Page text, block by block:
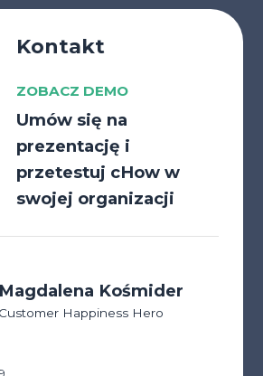
Kontakt
ZOBACZ DEMO
Umów się na
prezentację i
przetestuj cHow w
swojej organizacji
Magdalena Kośmider
Customer Happiness Hero